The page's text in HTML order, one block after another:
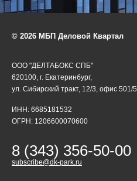
© 2026 МБП Деловой Квартал
ООО "ДЕЛТАБОКС СПБ"
620100, г. Екатеринбург,
ул. Сибирский тракт, 12/3, офис 501/5
ИНН: 6685181532
ОГРН: 1206600070600
8 (343) 356-50-00
subscribe@dk-park.ru